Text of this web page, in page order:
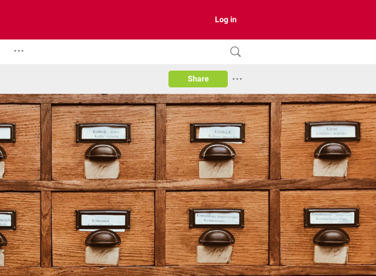
Log in
Share